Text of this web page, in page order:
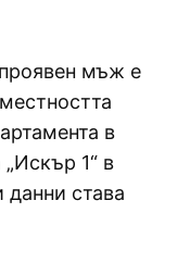
мъж е
в
1“ в
става